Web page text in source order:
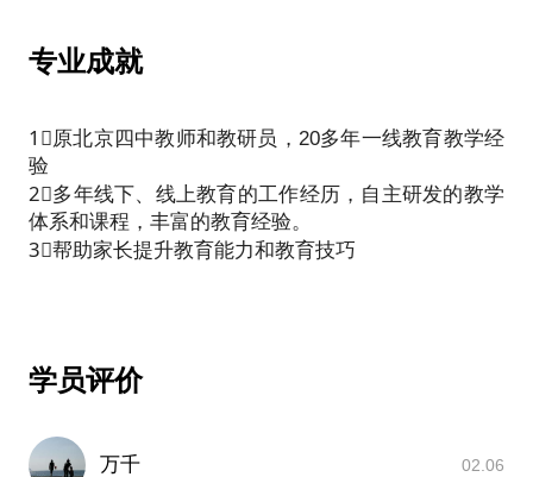
专业成就
1⃣️原北京四中教师和教研员，20多年一线教育教学经
验
2⃣️多年线下、线上教育的工作经历，自主研发的教学
体系和课程，丰富的教育经验。
3⃣️帮助家长提升教育能力和教育技巧
学员评价
万千 02.06